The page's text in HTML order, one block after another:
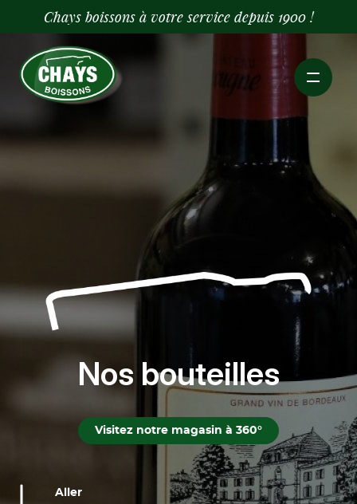
Chays boissons à votre service depuis 1900 !
Bouteilles
Services
Contact
chaysboissons@gmail.com
Nos bouteilles
Visitez notre magasin à 360°
Aller